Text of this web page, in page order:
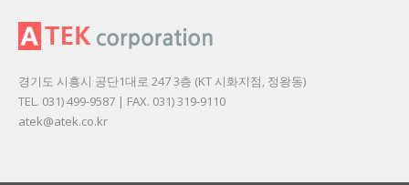
경기도 시흥시 공단1대로 247 3층 (KT 시화지점, 정왕동)
TEL. 031) 499-9587 | FAX. 031) 319-9110
atek@atek.co.kr